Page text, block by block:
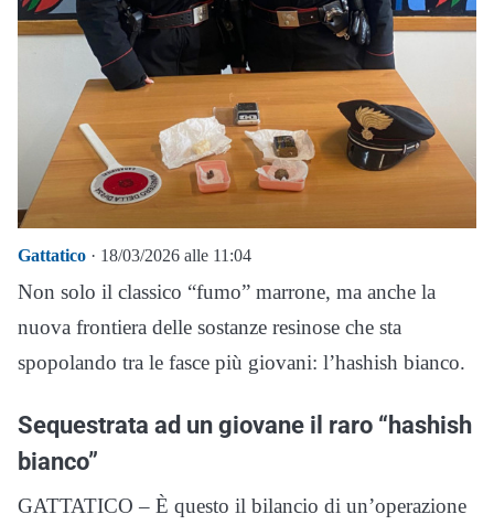
Gattatico · 18/03/2026 alle 11:04
Non solo il classico “fumo” marrone, ma anche la
nuova frontiera delle sostanze resinose che sta
spopolando tra le fasce più giovani: l’hashish bianco.
Sequestrata ad un giovane il raro “hashish
bianco”
GATTATICO – È questo il bilancio di un’operazione